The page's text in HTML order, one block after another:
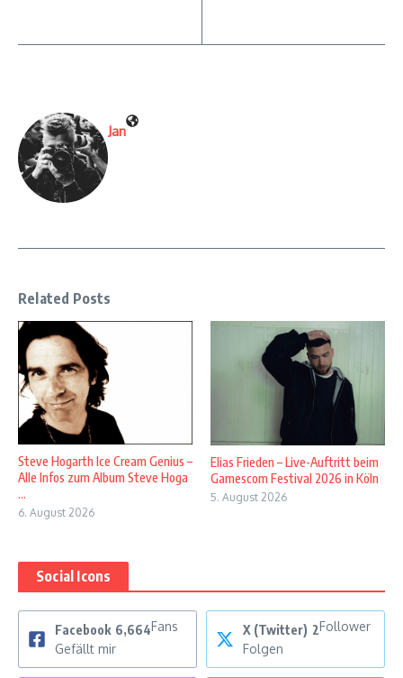
Jan
Related Posts
Steve Hogarth Ice Cream Genius –
Alle Infos zum Album Steve Hoga
...
6. August 2026
Elias Frieden – Live-Auftritt beim
Gamescom Festival 2026 in Köln
5. August 2026
Social Icons
Facebook 6,664Fans
Gefällt mir
X (Twitter) 2Follower
Folgen